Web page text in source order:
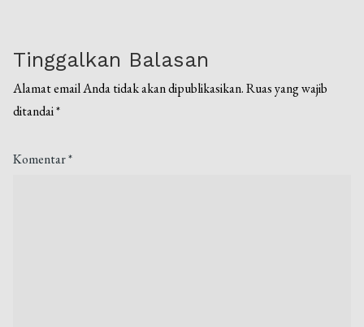
Tinggalkan Balasan
Alamat email Anda tidak akan dipublikasikan. Ruas yang wajib
ditandai*
Komentar*